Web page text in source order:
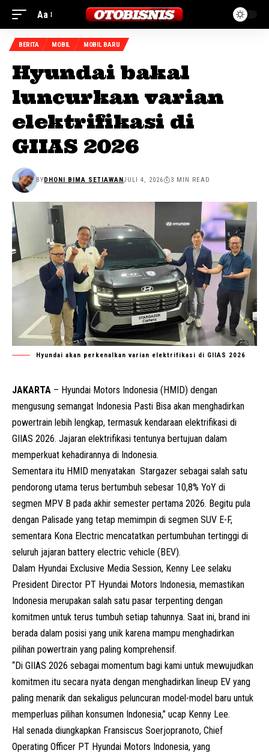
Aa
BERITA MOBIL MOBIL BARU
Hyundai bakal
luncurkan varian
elektrifikasi di
GIIAS 2026
BYDHONI BIMA SETIAWANJULI 4, 2026 3 MIN READ
Hyundai akan perkenalkan varian elektrifikasi di GIIAS 2026
JAKARTA – Hyundai Motors Indonesia (HMID) dengan
mengusung semangat Indonesia Pasti Bisa akan menghadirkan
powertrain lebih lengkap, termasuk kendaraan elektrifikasi di
GIIAS 2026. Jajaran elektrifikasi tentunya bertujuan dalam
memperkuat kehadirannya di Indonesia.
Sementara itu HMID menyatakan Stargazer sebagai salah satu
pendorong utama terus bertumbuh sebesar 10,8% YoY di
segmen MPV B pada akhir semester pertama 2026. Begitu pula
dengan Palisade yang tetap memimpin di segmen SUV E-F,
sementara Kona Electric mencatatkan pertumbuhan tertinggi di
seluruh jajaran battery electric vehicle (BEV).
Dalam Hyundai Exclusive Media Session, Kenny Lee selaku
President Director PT Hyundai Motors Indonesia, memastikan
Indonesia merupakan salah satu pasar terpenting dengan
komitmen untuk terus tumbuh setiap tahunnya. Saat ini, brand ini
berada dalam posisi yang unik karena mampu menghadirkan
pilihan powertrain yang paling komprehensif.
“Di GIIAS 2026 sebagai momentum bagi kami untuk mewujudkan
komitmen itu secara nyata dengan menghadirkan lineup EV yang
paling menarik dan sekaligus peluncuran model-model baru untuk
memperluas pilihan konsumen Indonesia,” ucap Kenny Lee.
Hal senada diungkapkan Fransiscus Soerjopranoto, Chief
Operating Officer PT Hyundai Motors Indonesia, yang